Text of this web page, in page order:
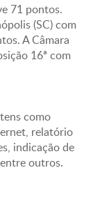
71 pontos.
(SC) com
A Câmara
16ª com
como
relatório
indicação de
outros.